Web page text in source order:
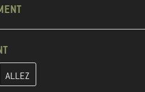
et créez votre compte client à la